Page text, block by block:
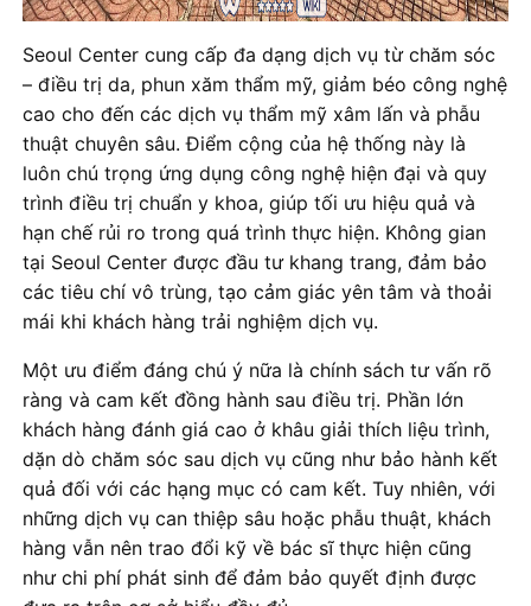
Seoul Center cung cấp đa dạng dịch vụ từ chăm sóc
– điều trị da, phun xăm thẩm mỹ, giảm béo công nghệ
cao cho đến các dịch vụ thẩm mỹ xâm lấn và phẫu
thuật chuyên sâu. Điểm cộng của hệ thống này là
luôn chú trọng ứng dụng công nghệ hiện đại và quy
trình điều trị chuẩn y khoa, giúp tối ưu hiệu quả và
hạn chế rủi ro trong quá trình thực hiện. Không gian
tại Seoul Center được đầu tư khang trang, đảm bảo
các tiêu chí vô trùng, tạo cảm giác yên tâm và thoải
mái khi khách hàng trải nghiệm dịch vụ.
Một ưu điểm đáng chú ý nữa là chính sách tư vấn rõ
ràng và cam kết đồng hành sau điều trị. Phần lớn
khách hàng đánh giá cao ở khâu giải thích liệu trình,
dặn dò chăm sóc sau dịch vụ cũng như bảo hành kết
quả đối với các hạng mục có cam kết. Tuy nhiên, với
những dịch vụ can thiệp sâu hoặc phẫu thuật, khách
hàng vẫn nên trao đổi kỹ về bác sĩ thực hiện cũng
như chi phí phát sinh để đảm bảo quyết định được